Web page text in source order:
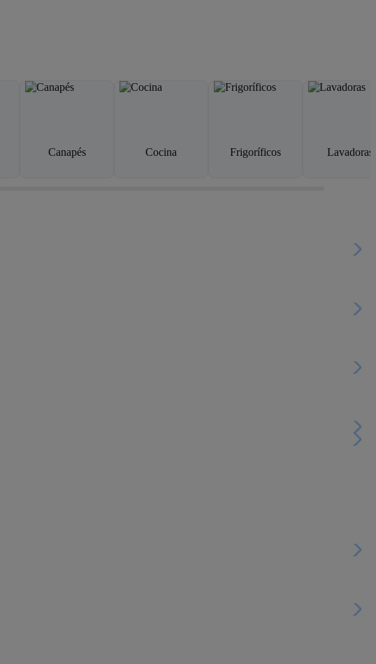
Canapés Cocina Frigoríficos Lavadoras